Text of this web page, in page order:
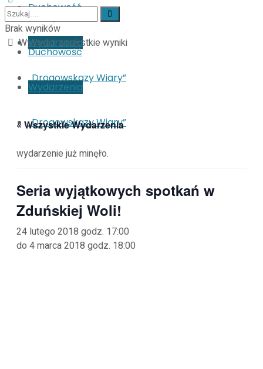
Duchowość
Wydarzenia
„Drogowskazy Wiary”
Relacje
Duchowość
Wydarzenia
„Drogowskazy Wiary”
Brak wyników
Wyświetl wszystkie wyniki
« Wszystkie Wydarzenia
wydarzenie już minęło.
Seria wyjątkowych spotkań w
Zduńskiej Woli!
24 lutego 2018 godz. 17:00
do 4 marca 2018 godz. 18:00